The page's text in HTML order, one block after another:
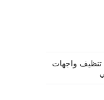
واجهات